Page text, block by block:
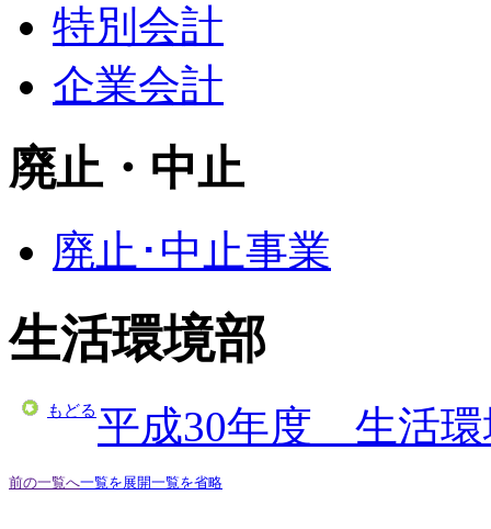
特別会計
企業会計
廃止・中止
廃止･中止事業
生活環境部
もどる平成30年度 生活環
前の一覧へ一覧を展開一覧を省略